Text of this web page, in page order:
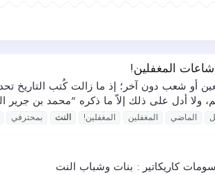
المغفلين!
شعب دون آخر؛ إذ ما زالت كُتب التاريخ
ولا أدل على ذلك إلاّ ما ذكره "محمد بن
الماضي المغفلين المغفلين! النت بمحترفي
كاريكاتير : بنات وشباب النت